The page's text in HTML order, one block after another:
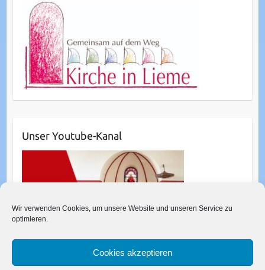
Wir verwenden Cookies, um unsere Website und unseren Service zu
optimieren.
Cookies akzeptieren
Unser Youtube-Kanal